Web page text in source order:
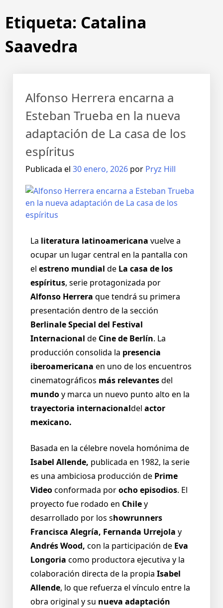
Etiqueta: Catalina
Saavedra
Alfonso Herrera encarna a
Esteban Trueba en la nueva
adaptación de La casa de los
espíritus
Publicada el 30 enero, 2026 por Pryz Hill
La literatura latinoamericana vuelve a
ocupar un lugar central en la pantalla con
el estreno mundial de La casa de los
espíritus, serie protagonizada por
Alfonso Herrera que tendrá su primera
presentación dentro de la sección
Berlinale Special del Festival
Internacional de Cine de Berlín. La
producción consolida la presencia
iberoamericana en uno de los encuentros
cinematográficos más relevantesdel
mundoy marca un nuevo punto alto en la
trayectoria internacionaldel actor
mexicano.
Basada en la célebre novela homónima de
Isabel Allende, publicada en 1982, la serie
es una ambiciosa producción de Prime
Videoconformada porocho episodios. El
proyecto fue rodado en Chiley
desarrollado por los showrunners
Francisca Alegría, Fernanda Urrejola y
Andrés Wood, con la participación de Eva
Longoria como productora ejecutiva y la
colaboración directa de la propia Isabel
Allende, lo que refuerza el vínculo entre la
obra original y su nueva adaptación